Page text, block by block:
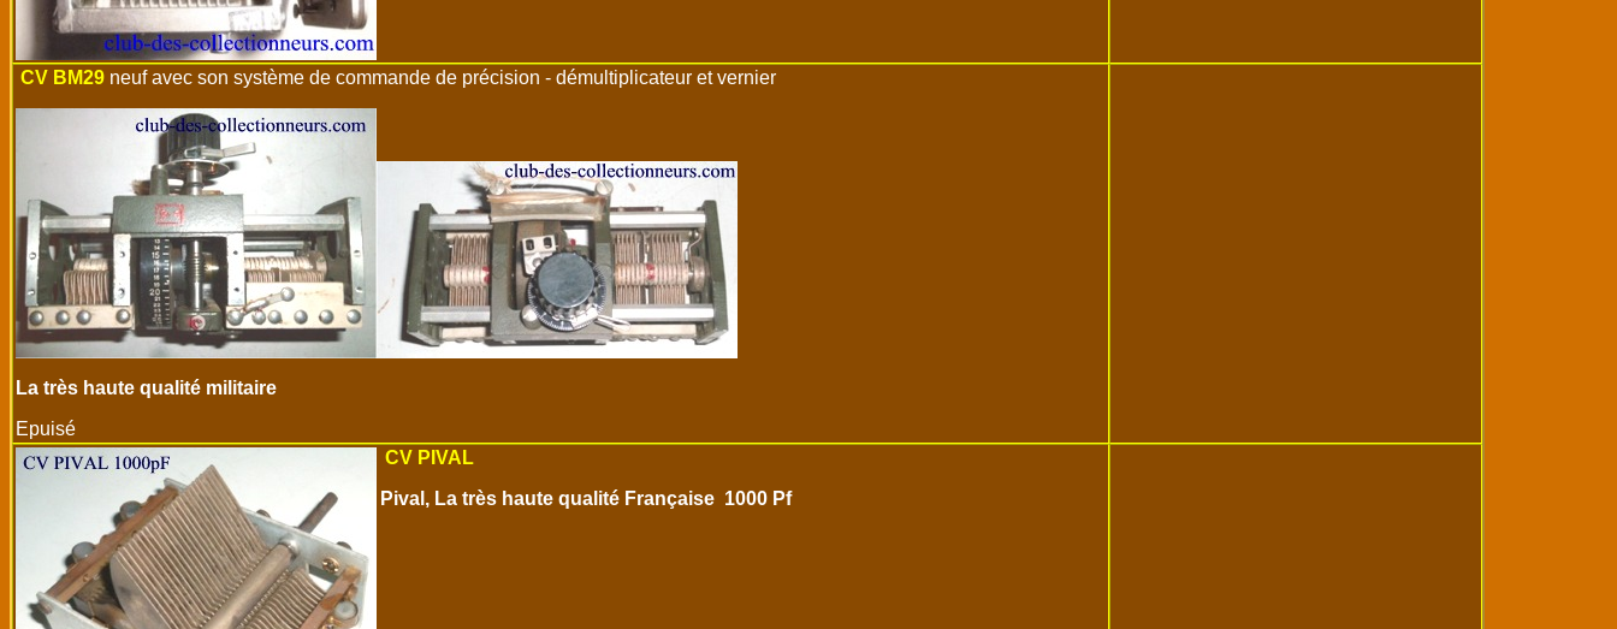
CV BM29 neuf avec son système de commande de précision - démultiplicateur et vernier
La très haute qualité militaire
Epuisé
CV PIVAL
Pival, La très haute qualité Française 1000 Pf